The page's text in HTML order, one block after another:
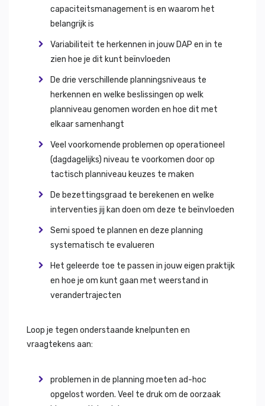
capaciteitsmanagement is en waarom het
belangrijk is
Variabiliteit te herkennen in jouw DAP en in te
zien hoe je dit kunt beïnvloeden
De drie verschillende planningsniveaus te
herkennen en welke beslissingen op welk
planniveau genomen worden en hoe dit met
elkaar samenhangt
Veel voorkomende problemen op operationeel
(dagdagelijks) niveau te voorkomen door op
tactisch planniveau keuzes te maken
De bezettingsgraad te berekenen en welke
interventies jij kan doen om deze te beïnvloeden
Semi spoed te plannen en deze planning
systematisch te evalueren
Het geleerde toe te passen in jouw eigen praktijk
en hoe je om kunt gaan met weerstand in
verandertrajecten
Loop je tegen onderstaande knelpunten en
vraagtekens aan:
problemen in de planning moeten ad-hoc
opgelost worden. Veel te druk om de oorzaak